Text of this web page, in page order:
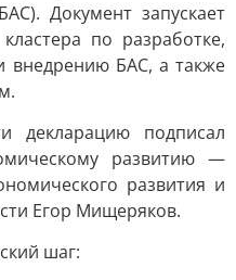
Документ запускает
по разработке,
внедрению БАС, а также
декларацию подписал
развитию —
развития и
Егор Мищеряков.
шаг: